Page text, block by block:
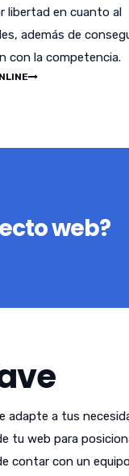
libertad en cuanto al
además de
con la competencia.
web?
a tus
tu web para
con un